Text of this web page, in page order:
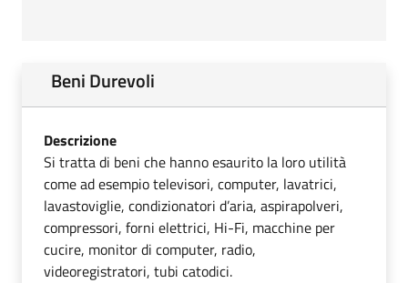
Beni Durevoli
Descrizione
Si tratta di beni che hanno esaurito la loro utilità
come ad esempio televisori, computer, lavatrici,
lavastoviglie, condizionatori d’aria, aspirapolveri,
compressori, forni elettrici, Hi-Fi, macchine per
cucire, monitor di computer, radio,
videoregistratori, tubi catodici.